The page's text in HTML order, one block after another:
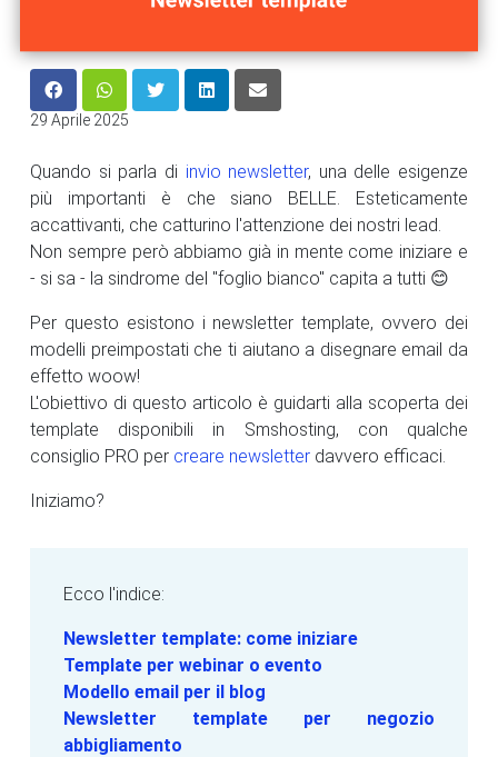
29 Aprile 2025
Quando si parla di invio newsletter, una delle esigenze
più importanti è che siano BELLE. Esteticamente
accattivanti, che catturino l'attenzione dei nostri lead.
Non sempre però abbiamo già in mente come iniziare e
- si sa - la sindrome del "foglio bianco" capita a tutti 😊
Per questo esistono i newsletter template, ovvero dei
modelli preimpostati che ti aiutano a disegnare email da
effetto woow!
L'obiettivo di questo articolo è guidarti alla scoperta dei
template disponibili in Smshosting, con qualche
consiglio PRO per creare newsletter davvero efficaci.
Iniziamo?
Ecco l'indice:
Newsletter template: come iniziare
Template per webinar o evento
Modello email per il blog
Newsletter template per negozio
abbigliamento